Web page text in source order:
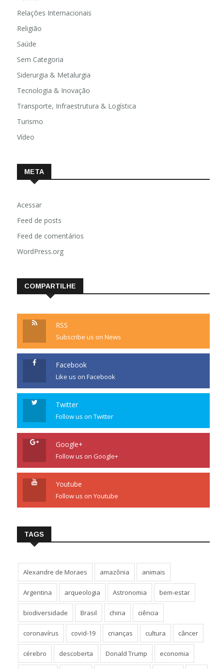
Relações Internacionais
Religião
Saúde
Sem Categoria
Siderurgia & Metalurgia
Tecnologia & Inovação
Transporte, Infraestrutura & Logística
Turismo
Vídeo
META
Acessar
Feed de posts
Feed de comentários
WordPress.org
COMPARTILHE
RSS
Subscribe us on News
Facebook
Like us on Facebook
Twitter
Follow us on Twitter
Google+
Follow us on Google+
Youtube
Follow us on Youtube
TAGS
Alexandre de Moraes amazônia animais
Argentina arqueologia Astronomia bem-estar
biodiversidade Brasil china ciência
coronavírus covid-19 crianças cultura câncer
cérebro descoberta Donald Trump economia